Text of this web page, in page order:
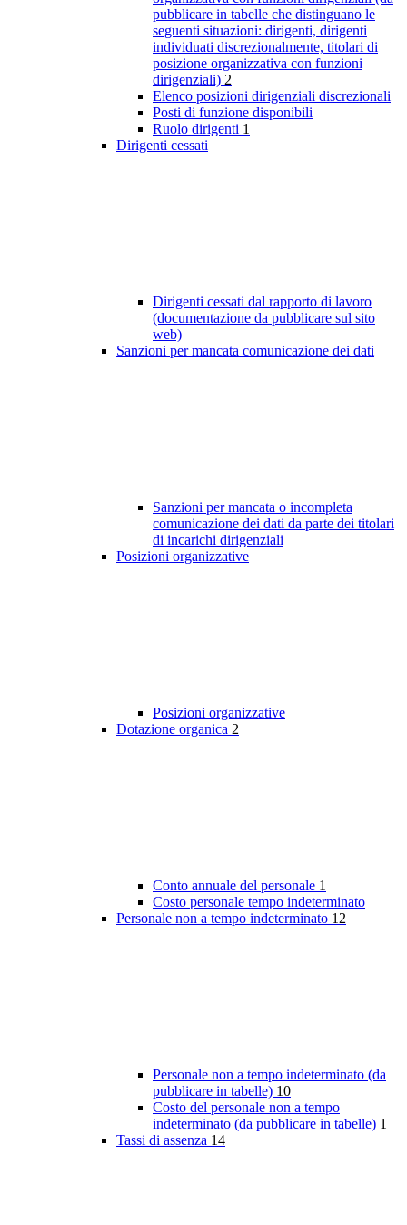
pubblicare in tabelle che distinguano le
seguenti situazioni: dirigenti, dirigenti
individuati discrezionalmente, titolari di
posizione organizzativa con funzioni
dirigenziali) 2
Elenco posizioni dirigenziali discrezionali
Posti di funzione disponibili
Ruolo dirigenti 1
Dirigenti cessati
Dirigenti cessati dal rapporto di lavoro
(documentazione da pubblicare sul sito
web)
Sanzioni per mancata comunicazione dei dati
Sanzioni per mancata o incompleta
comunicazione dei dati da parte dei titolari
di incarichi dirigenziali
Posizioni organizzative
Posizioni organizzative
Dotazione organica 2
Conto annuale del personale 1
Costo personale tempo indeterminato
Personale non a tempo indeterminato 12
Personale non a tempo indeterminato (da
pubblicare in tabelle) 10
Costo del personale non a tempo
indeterminato (da pubblicare in tabelle) 1
Tassi di assenza 14